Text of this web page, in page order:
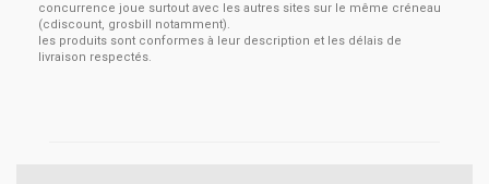
concurrence joue surtout avec les autres sites sur le même créneau
(cdiscount, grosbill notamment).
les produits sont conformes à leur description et les délais de
livraison respectés.